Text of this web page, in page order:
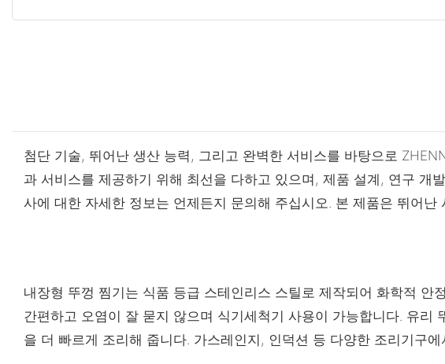
첨단 기술, 뛰어난 생산 능력, 그리고 완벽한 서비스를 바탕으로
과 서비스를 제공하기 위해 최선을 다하고 있으며, 제품 설계, 연구 개
사에 대한 자세한 정보는 언제든지 문의해 주십시오. 본 제품은 뛰어난
내장형 뚜껑 찜기는 식품 등급 스테인리스 스틸로 제작되어 화학적
간편하고 오염이 잘 묻지 않으며 식기세척기 사용이 가능합니다. 유
을 더 빠르게 조리해 줍니다. 가스레인지, 인덕션 등 다양한 조리기구